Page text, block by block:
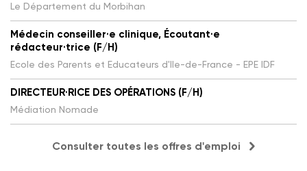
Le Département du Morbihan
Médecin conseiller·e clinique, Écoutant·e
rédacteur·trice (F/H)
Ecole des Parents et Educateurs d'Ile-de-France - EPE IDF
DIRECTEUR·RICE DES OPÉRATIONS (F/H)
Médiation Nomade
Consulter toutes les offres d'emploi